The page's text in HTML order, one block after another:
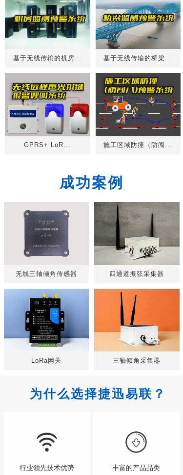
基于无线传输的机房... 基于无线传输的桥梁...
GPRS+ LoR... 施工区域防撞（防闯...
成功案例
无线三轴倾角传感器 四通道振弦采集器
LoRa网关 三轴倾角采集器
行业领先技术优势 丰富的产品品类
为什么选择捷迅易联？